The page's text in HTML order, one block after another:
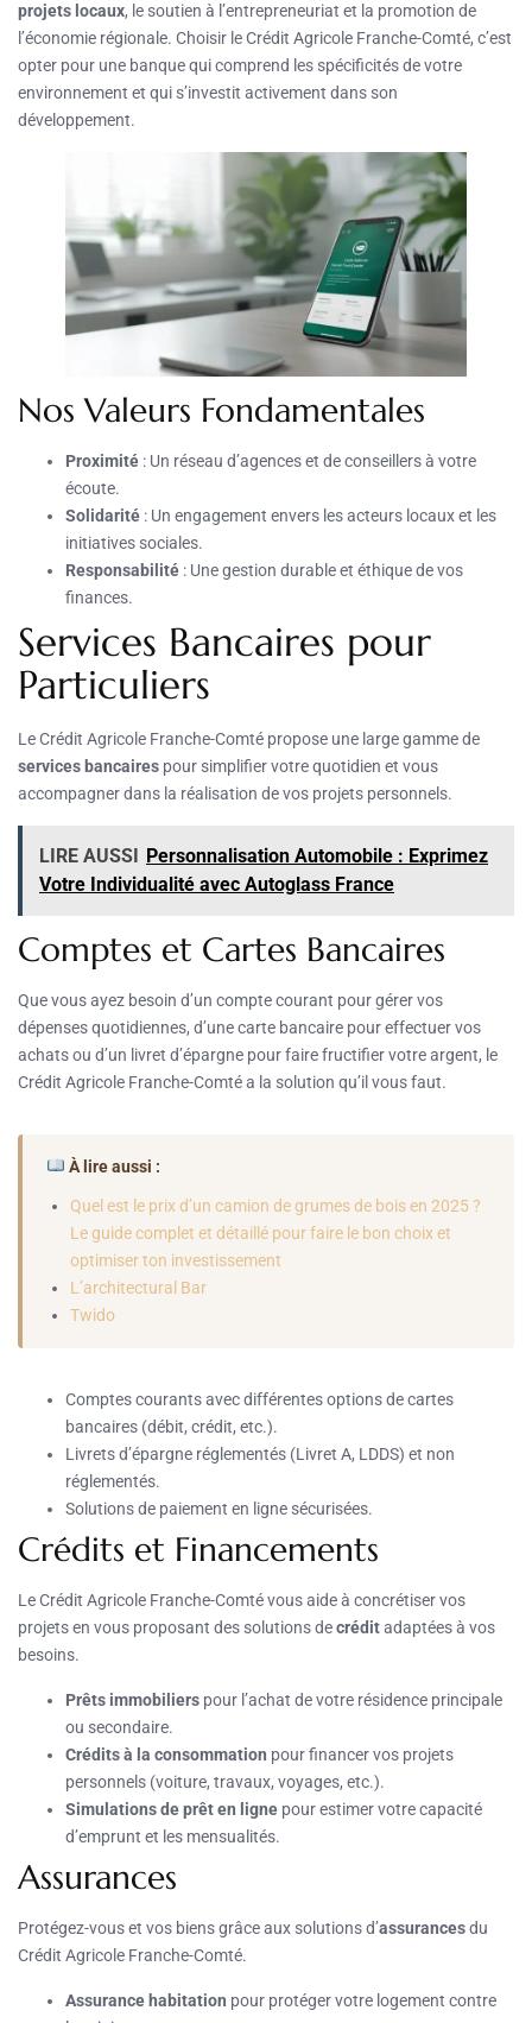
projets locaux, le soutien à l’entrepreneuriat et la promotion de
l’économie régionale. Choisir le Crédit Agricole Franche-Comté, c’est
opter pour une banque qui comprend les spécificités de votre
environnement et qui s’investit activement dans son
développement.
Nos Valeurs Fondamentales
Proximité : Un réseau d’agences et de conseillers à votre
écoute.
Solidarité : Un engagement envers les acteurs locaux et les
initiatives sociales.
Responsabilité : Une gestion durable et éthique de vos
finances.
Services Bancaires pour
Particuliers
Le Crédit Agricole Franche-Comté propose une large gamme de
services bancaires pour simplifier votre quotidien et vous
accompagner dans la réalisation de vos projets personnels.
LIRE AUSSI Personnalisation Automobile : Exprimez
Votre Individualité avec Autoglass France
Comptes et Cartes Bancaires
Que vous ayez besoin d’un compte courant pour gérer vos
dépenses quotidiennes, d’une carte bancaire pour effectuer vos
achats ou d’un livret d’épargne pour faire fructifier votre argent, le
Crédit Agricole Franche-Comté a la solution qu’il vous faut.
À lire aussi :
Quel est le prix d’un camion de grumes de bois en 2025 ?
Le guide complet et détaillé pour faire le bon choix et
optimiser ton investissement
L’architectural Bar
Twido
Comptes courants avec différentes options de cartes
bancaires (débit, crédit, etc.).
Livrets d’épargne réglementés (Livret A, LDDS) et non
réglementés.
Solutions de paiement en ligne sécurisées.
Crédits et Financements
Le Crédit Agricole Franche-Comté vous aide à concrétiser vos
projets en vous proposant des solutions decréditadaptées à vos
besoins.
Prêts immobiliers pour l’achat de votre résidence principale
ou secondaire.
Crédits à la consommation pour financer vos projets
personnels (voiture, travaux, voyages, etc.).
Simulations de prêt en ligne pour estimer votre capacité
d’emprunt et les mensualités.
Assurances
Protégez-vous et vos biens grâce aux solutions d’assurancesdu
Crédit Agricole Franche-Comté.
Assurance habitation pour protéger votre logement contre